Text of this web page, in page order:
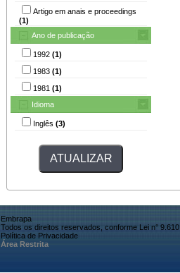
Artigo em anais e proceedings
(1)
Ano de publicação
1992 (1)
1983 (1)
1981 (1)
Idioma
Inglês (3)
Embrapa
Todos os direitos reservados, conforme Lei n° 9.610
Política de Privacidade
Área Restrita